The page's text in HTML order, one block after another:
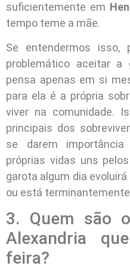
suficientemente em
tempo teme a mãe.
Se entendermos isso,
problemático aceitar
pensa apenas em si
para ela é a própria
viver na comunidade.
principais dos
se darem
próprias vidas uns
garota algum dia
ou está
3. Quem são
Alexandria
feira?